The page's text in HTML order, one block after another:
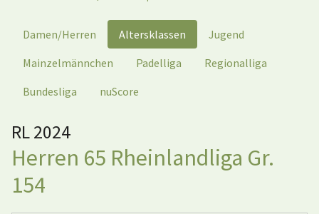
Damen/Herren Altersklassen
Jugend
Mainzelmännchen
Padelliga
Regionalliga
Bundesliga
nuScore
RL 2024
Herren 65 Rheinlandliga Gr.
154